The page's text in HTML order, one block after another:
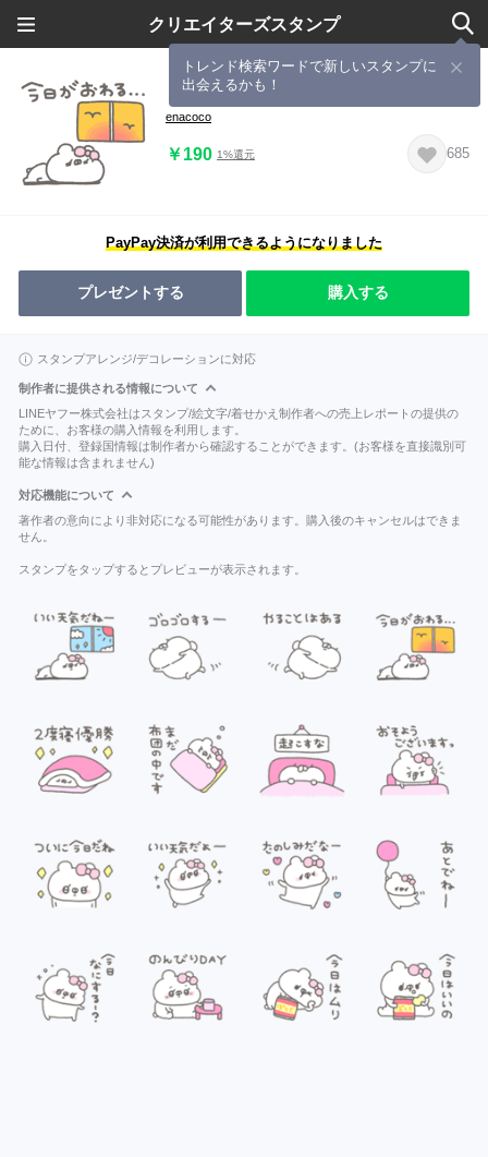
クリエイターズスタンプ
トレンド検索ワードで新しいスタンプに
出会えるかも！
くまやん。383〜土日に使って〜
enacoco
￥190 1%還元 685
PayPay決済が利用できるようになりました
プレゼントする 購入する
スタンプアレンジ/デコレーションに対応
制作者に提供される情報について
LINEヤフー株式会社はスタンプ/絵文字/着せかえ制作者への売上レポートの提供の
ために、お客様の購入情報を利用します。
購入日付、登録国情報は制作者から確認することができます。(お客様を直接識別可
能な情報は含まれません)
対応機能について
著作者の意向により非対応になる可能性があります。購入後のキャンセルはできま
せん。
スタンプをタップするとプレビューが表示されます。